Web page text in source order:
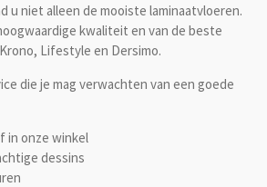
u niet alleen de mooiste laminaatvloeren.
kwaliteit en van de beste
Lifestyle en Dersimo.
die je mag verwachten van een goede
in onze winkel
dessins